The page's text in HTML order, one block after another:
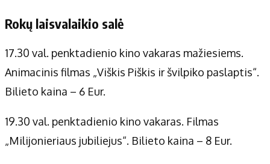
Rokų laisvalaikio salė
17.30 val. penktadienio kino vakaras mažiesiems.
Animacinis filmas „Viškis Piškis ir švilpiko paslaptis“.
Bilieto kaina – 6 Eur.
19.30 val. penktadienio kino vakaras. Filmas
„Milijonieriaus jubiliejus“. Bilieto kaina – 8 Eur.